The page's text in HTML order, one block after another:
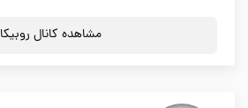
مشاهده کانال روبیکا